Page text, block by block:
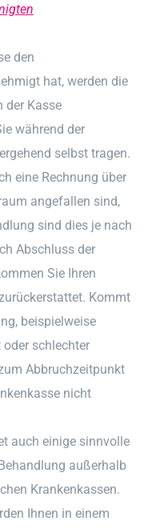
den
hat, werden die
der Kasse
während der
selbst tragen.
eine Rechnung über
angefallen sind,
sind dies je nach
Abschluss der
Sie Ihren
Kommt
beispielweise
schlechter
Abbruchzeitpunkt
nicht
auch einige sinnvolle
außerhalb
Krankenkassen.
Ihnen in einem